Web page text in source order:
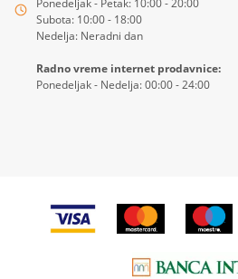
Subota: 10:00 - 18:00
Nedelja: Neradni dan
Radno vreme internet prodavnice:
Ponedeljak - Nedelja: 00:00 - 24:00